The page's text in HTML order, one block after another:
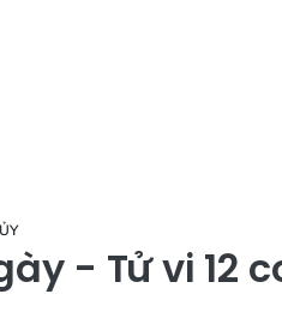
- Tử vi 12